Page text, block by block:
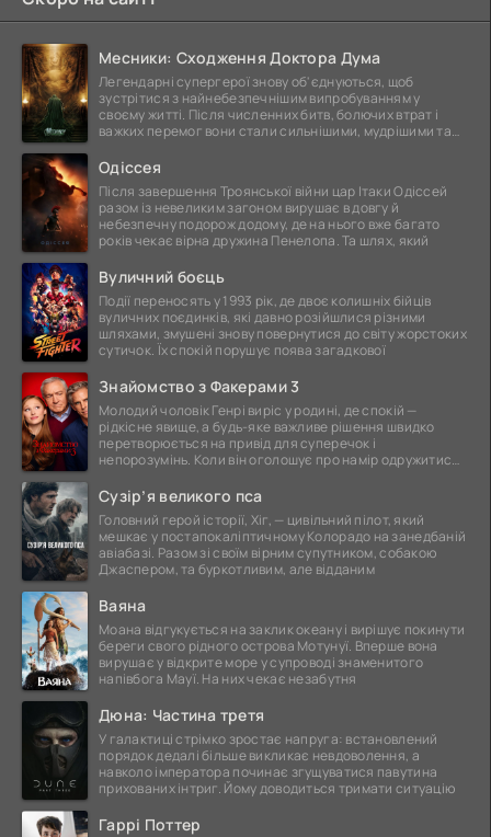
Месники: Сходження Доктора Дума
Легендарні супергерої знову об'єднуються, щоб
зустрітися з найнебезпечнішим випробуванням у
своєму житті. Після численних битв, болючих втрат і
важких перемог вони стали сильнішими, мудрішими та
Одіссея
Після завершення Троянської війни цар Ітаки Одіссей
разом із невеликим загоном вирушає в довгу й
небезпечну подорож додому, де на нього вже багато
років чекає вірна дружина Пенелопа. Та шлях, який
Вуличний боєць
Події переносять у 1993 рік, де двоє колишніх бійців
вуличних поєдинків, які давно розійшлися різними
шляхами, змушені знову повернутися до світу жорстоких
сутичок. Їх спокій порушує поява загадкової
Знайомство з Факерами 3
Молодий чоловік Генрі виріс у родині, де спокій —
рідкісне явище, а будь-яке важливе рішення швидко
перетворюється на привід для суперечок і
непорозумінь. Коли він оголошує про намір одружитися,
Сузір’я великого пса
Головний герой історії, Хіг, — цивільний пілот, який
мешкає у постапокаліптичному Колорадо на занедбаній
авіабазі. Разом зі своїм вірним супутником, собакою
Джаспером, та буркотливим, але відданим
Ваяна
Моана відгукується на заклик океану і вирішує покинути
береги свого рідного острова Мотунуї. Вперше вона
вирушає у відкрите море у супроводі знаменитого
напівбога Мауї. На них чекає незабутня
Дюна: Частина третя
У галактиці стрімко зростає напруга: встановлений
порядок дедалі більше викликає невдоволення, а
навколо імператора починає згущуватися павутина
прихованих інтриг. Йому доводиться тримати ситуацію
Гаррі Поттер